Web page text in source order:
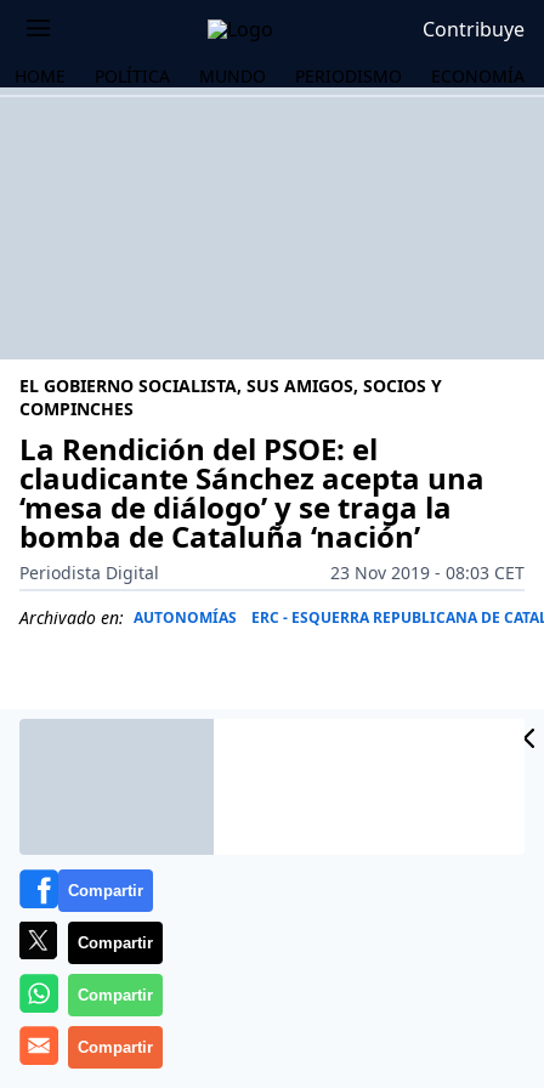
Contribuye
HOME POLÍTICA MUNDO PERIODISMO ECONOMÍA
EL GOBIERNO SOCIALISTA, SUS AMIGOS, SOCIOS Y
COMPINCHES
La Rendición del PSOE: el
claudicante Sánchez acepta una
‘mesa de diálogo’ y se traga la
bomba de Cataluña ‘nación’
Periodista Digital
23 Nov 2019 - 08:03 CET
Archivado en: AUTONOMÍAS ERC - ESQUERRA REPUBLICANA DE
Más información
Compartir
Compartir
Compartir
Compartir